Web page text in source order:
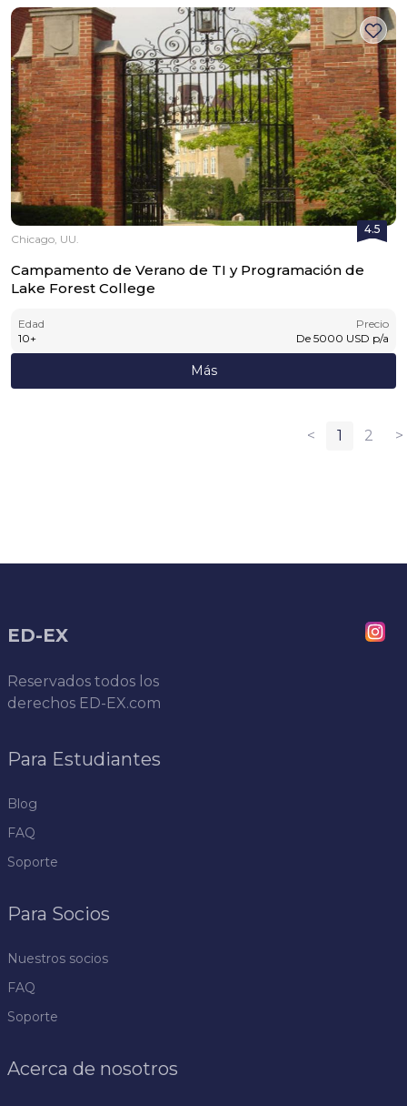
4.5
Chicago, UU.
Campamento de Verano de TI y Programación de
Lake Forest College
Edad
10+
Precio
De 5000 USD p/a
Más
< 1 2 >
ED-EX
Reservados todos los
derechos ED-EX.com
Para Estudiantes
Blog
FAQ
Soporte
Para Socios
Nuestros socios
FAQ
Soporte
Acerca de nosotros